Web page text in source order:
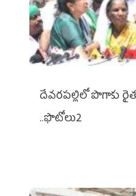
దేవరపల్లిలో పొగాకు
..ఫొటోలు2